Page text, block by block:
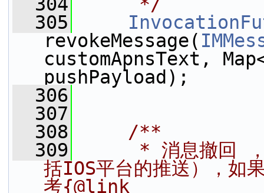
  305
revokeMessage(
customApnsText,
pushPayload);
  306
  307
  308
    /**
  309
* 消息撤回
括IOS平台的推送），如
考{@link